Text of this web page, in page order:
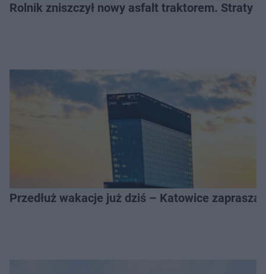
Rolnik zniszczył nowy asfalt traktorem. Straty
Przedłuż wakacje już dziś – Katowice